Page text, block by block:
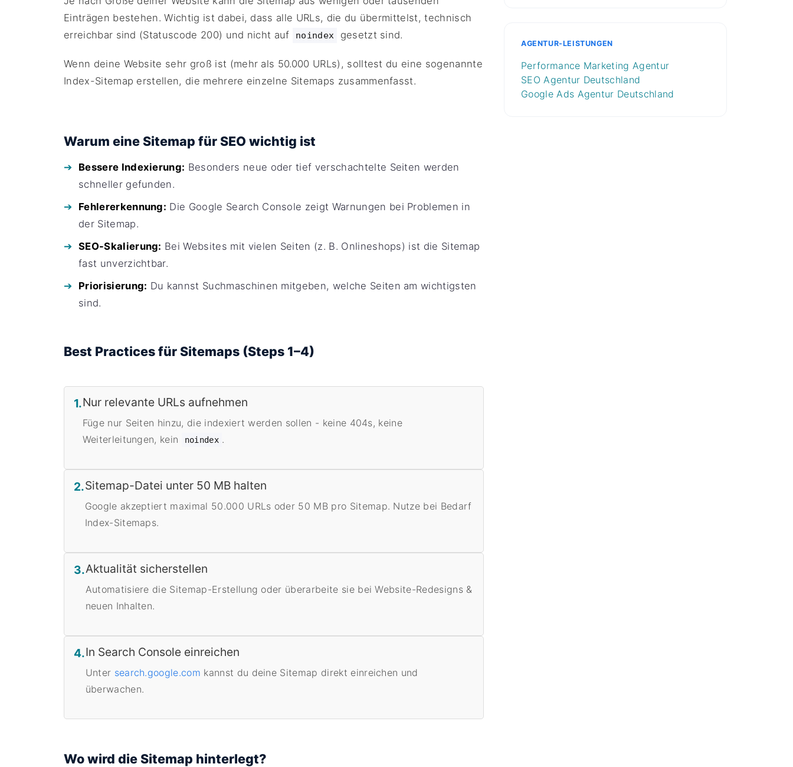
Einträgen bestehen. Wichtig ist dabei, dass alle URLs, die du übermittelst, technisch
erreichbar sind (Statuscode 200) und nicht auf
noindex gesetzt sind.
Wenn deine Website sehr groß ist (mehr als 50.000 URLs), solltest du eine sogenannte
Index-Sitemap erstellen, die mehrere einzelne Sitemaps zusammenfasst.
Warum eine Sitemap für SEO wichtig ist
Bessere Indexierung: Besonders neue oder tief verschachtelte Seiten werden
schneller gefunden.
Fehlererkennung: Die Google Search Console zeigt Warnungen bei Problemen in
der Sitemap.
SEO-Skalierung: Bei Websites mit vielen Seiten (z. B. Onlineshops) ist die Sitemap
fast unverzichtbar.
Priorisierung: Du kannst Suchmaschinen mitgeben, welche Seiten am wichtigsten
sind.
Best Practices für Sitemaps (Steps 1–4)
1.Nur relevante URLs aufnehmen
Füge nur Seiten hinzu, die indexiert werden sollen - keine 404s, keine
Weiterleitungen, kein
noindex .
2.Sitemap-Datei unter 50 MB halten
Google akzeptiert maximal 50.000 URLs oder 50 MB pro Sitemap. Nutze bei Bedarf
Index-Sitemaps.
3.Aktualität sicherstellen
Automatisiere die Sitemap-Erstellung oder überarbeite sie bei Website-Redesigns &
neuen Inhalten.
4.In Search Console einreichen
Unter search.google.com kannst du deine Sitemap direkt einreichen und
überwachen.
Wo wird die Sitemap hinterlegt?
AGENTUR-LEISTUNGEN
Performance Marketing Agentur
SEO Agentur Deutschland
Google Ads Agentur Deutschland